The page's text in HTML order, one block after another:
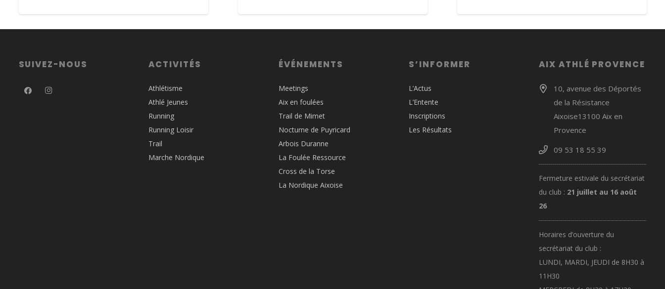
SUIVEZ-NOUS ACTIVITÉS
Athlétisme
Athlé Jeunes
Running
Running Loisir
Trail
Marche Nordique
ÉVÉNEMENTS
Meetings
Aix en foulées
Trail de Mimet
Nocturne de Puyricard
Arbois Duranne
La Foulée Ressource
Cross de la Torse
La Nordique Aixoise
S’INFORMER
L’Actus
L’Entente
Inscriptions
Les Résultats
AIX ATHLÉ PROVENCE
10, avenue des Déportés
de la Résistance
Aixoise13100 Aix en
Provence
09 53 18 55 39
Fermeture estivale du secrétariat
du club : 21 juillet au 16 août
26
Horaires d’ouverture du
secrétariat du club :
LUNDI, MARDI, JEUDI de 8H30 à
11H30